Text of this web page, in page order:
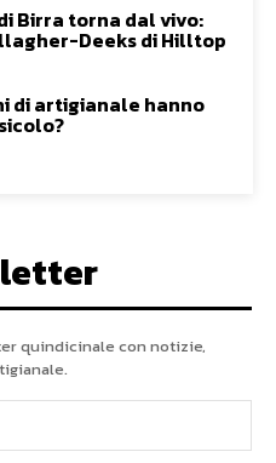
Birra torna dal vivo:
Deeks di Hilltop
di artigianale hanno
quindicinale con notizie,